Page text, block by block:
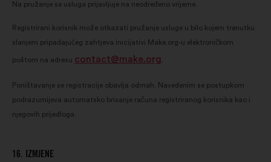
Na pružanje se usluga prijavljuje na neodređeno vrijeme.
Registrirani korisnik može otkazati pružanje usluge u bilo kojem trenutku
slanjem pripadajućeg zahtjeva inicijativi Make.org-u elektroničkom
poštom na adresu contact@make.org
Poništavanje se registracije obavlja odmah. Navedenim se postupkom
podrazumijeva automatsko brisanje računa registriranog korisnika kao i
njegovih prijedloga.
16. IZMJENE